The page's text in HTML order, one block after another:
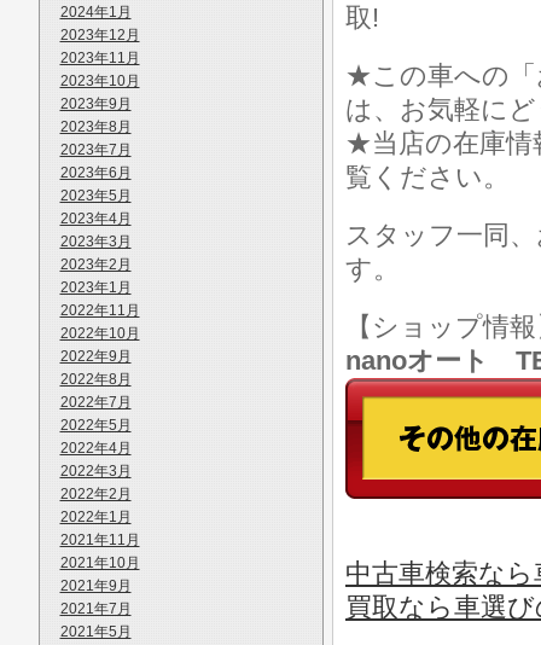
2024年1月
2023年12月
2023年11月
2023年10月
2023年9月
2023年8月
2023年7月
2023年6月
2023年5月
2023年4月
2023年3月
2023年2月
2023年1月
2022年11月
2022年10月
2022年9月
2022年8月
2022年7月
2022年5月
2022年4月
2022年3月
2022年2月
2022年1月
2021年11月
2021年10月
2021年9月
2021年7月
2021年5月
取!
★この車への「
は、お気軽に
★当店の在庫情
覧ください。
スタッフ一同
す。
【ショップ情
nanoオート
中古車検索な
買取なら車選